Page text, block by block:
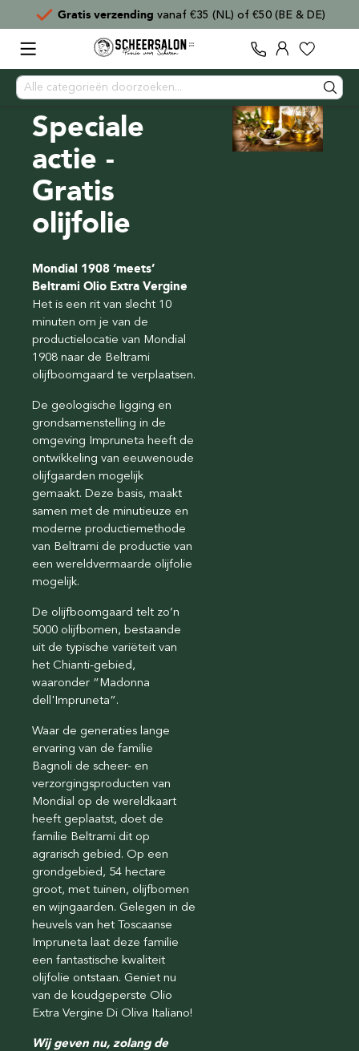
Gratis verzending vanaf €35 (NL) of €50 (BE & DE)
Speciale
actie -
Gratis
olijfolie
Mondial 1908 ‘meets’
Beltrami Olio Extra Vergine
Het is een rit van slecht 10
minuten om je van de
productielocatie van Mondial
1908 naar de Beltrami
olijfboomgaard te verplaatsen.
De geologische ligging en
grondsamenstelling in de
omgeving Impruneta heeft de
ontwikkeling van eeuwenoude
olijfgaarden mogelijk
gemaakt. Deze basis, maakt
samen met de minutieuze en
moderne productiemethode
van Beltrami de productie van
een wereldvermaarde olijfolie
mogelijk.
De olijfboomgaard telt zo’n
5000 olijfbomen, bestaande
uit de typische variëteit van
het Chianti-gebied,
waaronder “Madonna
dell'Impruneta”.
Waar de generaties lange
ervaring van de familie
Bagnoli de scheer- en
verzorgingsproducten van
Mondial op de wereldkaart
heeft geplaatst, doet de
familie Beltrami dit op
agrarisch gebied. Op een
grondgebied, 54 hectare
groot, met tuinen, olijfbomen
en wijngaarden. Gelegen in de
heuvels van het Toscaanse
Impruneta laat deze familie
een fantastische kwaliteit
olijfolie ontstaan. Geniet nu
van de koudgeperste Olio
Extra Vergine Di Oliva Italiano!
Wij geven nu, zolang de